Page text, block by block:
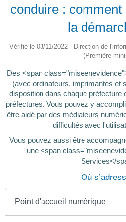
conduire : comment
la
Vérifié le 03/11/2022 - Direction de
(Première
Des <span
(avec ordinateurs, imprimantes et
disposition dans chaque préfecture
préfectures. Vous pouvez y
être aidé par des médiateurs
difficultés avec
Vous pouvez aussi être
une <span
Services</
Où
Point d'accueil numérique